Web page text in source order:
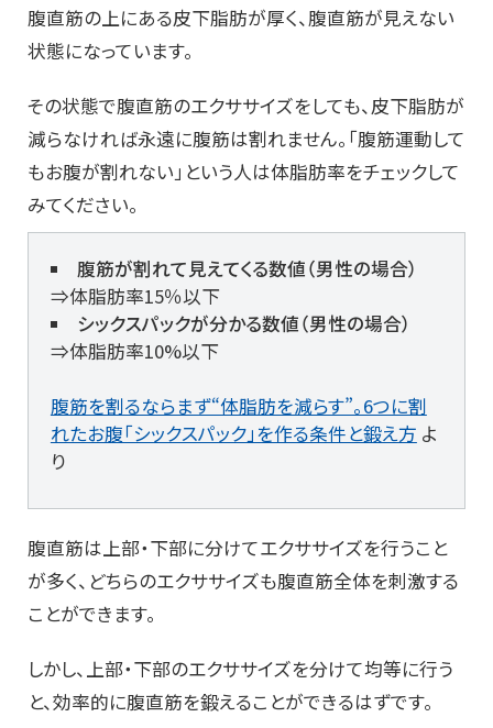
腹直筋の上にある皮下脂肪が厚く、腹直筋が見えない
状態になっています。
その状態で腹直筋のエクササイズをしても、皮下脂肪が
減らなければ永遠に腹筋は割れません。「腹筋運動して
もお腹が割れない」という人は体脂肪率をチェックして
みてください。
腹筋が割れて見えてくる数値（男性の場合）
⇒体脂肪率15％以下
シックスパックが分かる数値（男性の場合）
⇒体脂肪率10%以下
腹筋を割るならまず“体脂肪を減らす”。6つに割
れたお腹「シックスパック」を作る条件と鍛え方 よ
り
腹直筋は上部・下部に分けてエクササイズを行うこと
が多く、どちらのエクササイズも腹直筋全体を刺激する
ことができます。
しかし、上部・下部のエクササイズを分けて均等に行う
と、効率的に腹直筋を鍛えることができるはずです。